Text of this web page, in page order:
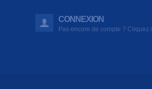
CONNEXION
Pas encore de compte ? Cliquez